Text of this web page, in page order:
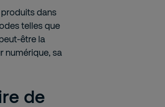
dans
telles que
être la
numérique, sa
de